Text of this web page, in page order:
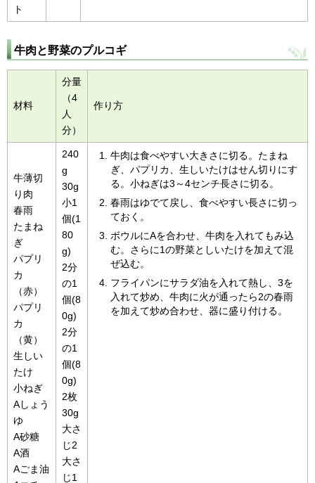
ト
牛肉と野菜のプルコギ
材料
分量
（4
人
分）
作り方
牛薄切
り肉
春雨
たまね
ぎ
パプリ
カ
（赤）
パプリ
カ
（黄）
生しい
たけ
小ねぎ
Aしょう
ゆ
A砂糖
A酒
Aごま油
240
g
30g
小1
個(1
80
g)
2分
の1
個(8
0g)
2分
の1
個(8
0g)
2枚
30g
大さ
じ2
大さ
じ1
牛肉は食べやすい大きさに切る。たまね
ぎ、パプリカ、生しいたけはせん切りにす
る。小ねぎは3～4センチ長さに切る。
春雨はゆでて戻し、食べやすい長さに切っ
ておく。
ボウルにAを合わせ、牛肉を入れてもみ込
む。さらに1の野菜としいたけを加えて混
ぜ込む。
フライパンにサラダ油を入れて熱し、3を
入れて炒め、牛肉に火が通ったら2の春雨
を加えて炒め合わせ、器に盛り付ける。